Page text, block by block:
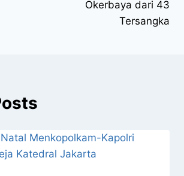
Okerbaya dari 43
Tersangka